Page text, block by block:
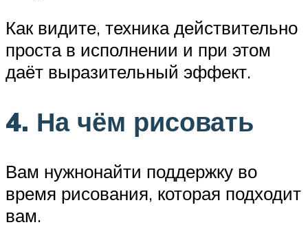
Как видите, техника действительно
проста в исполнении и при этом
даёт выразительный эффект.
4. На чём рисовать
Вам нужнонайти поддержку во
время рисования, которая подходит
вам.